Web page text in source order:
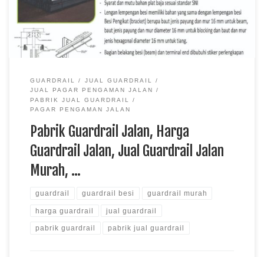
GUARDRAIL
JUAL GUARDRAIL
JUAL PAGAR PENGAMAN JALAN
PABRIK JUAL GUARDRAIL
PAGAR PENGAMAN JALAN
Pabrik Guardrail Jalan, Harga
Guardrail Jalan, Jual Guardrail Jalan
Murah, …
guardrail guardrail besi guardrail murah
harga guardrail jual guardrail
pabrik guardrail pabrik jual guardrail